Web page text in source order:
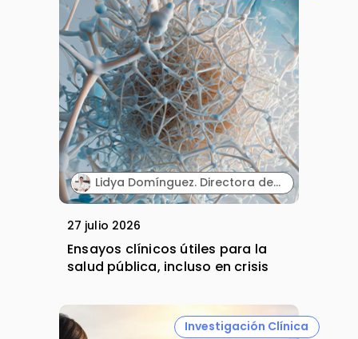
Lidya Domínguez. Directora de Investigación Clínica. Sermes CRO.
27 julio 2026
Ensayos clínicos útiles para la
salud pública, incluso en crisis
Investigación Clínica